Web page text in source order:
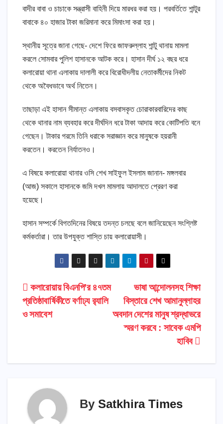
বাদীর বাবা ও চাচাকে সন্ত্রাসী বাহিনী দিয়ে মারধর করা হয়। পরবর্তিতে শান্টুর
বাবাকে ৪০ হাজার টাকা জরিমানা করে মিমাংসা করা হয়।
স্থানীয় সূত্রে জানা গেছে- দেশে ফিরে জাফরুল্লাহ শান্টু থানায় মামলা
করলে সোমবার পুলিশ হাসানকে আটক করে। হাসান দীর্ঘ ১২ বছর ধরে
কলারোয়া থানা এলাকায় দালালী করে বিরোধীদলীয় নেতাকর্মীদের নিকট
থেকে অবৈধভাবে অর্থ নিতেন।
তাছাড়া এই হাসান সীমান্ত এলাকায় বসবাসকৃত চোরাকারবারিদের কাছ
থেকে থানার নাম ব্যবহার করে দীর্ঘদিন ধরে টাকা আদায় করে কোটিপতি বনে
গেছেন। টাকার গরমে তিনি ধরাকে সরাজ্ঞান করে মানুষকে হয়রানী
করতেন। করতেন নির্যাতনও।
এ বিষয়ে কলারোয়া থানার ওসি শেখ সাইফুল ইসলাম জানান- মঙ্গলবার
(আজ) সকালে হাসানকে জমি দখল মামলায় আদালতে প্রেরণ করা
হয়েছে।
হাসান সম্পর্কে বিগতদিনের বিষয়ে তদন্ত চলছে বলে জানিয়েছেন সংশ্লিষ্ট
কর্মকর্তারা। তার উপযুক্ত শাস্তি চায় কলারোয়াসী।
Post
navigation
ভাষা আন্দোলনসহ শিক্ষা
বিস্তারে শেখ আমানুল্লাহর
অবদান দেশের মানুষ শ্রদ্ধাভরে
স্মরণ করবে : সাবেক এমপি
হাবিব
কলারোয়ায় বিএনপি’র ৪৭তম
প্রতিষ্ঠাবার্ষিকীতে বর্ণাঢ্য র‍্যালি
ও সমাবেশ
By Satkhira Times